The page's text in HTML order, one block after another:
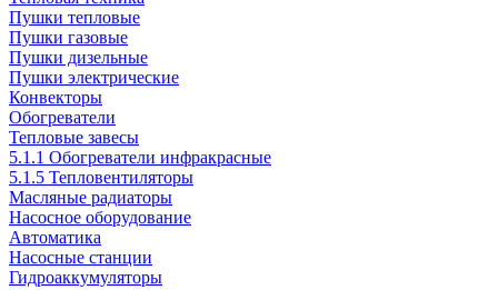
Пушки тепловые
Пушки газовые
Пушки дизельные
Пушки электрические
Конвекторы
Обогреватели
Тепловые завесы
5.1.1 Обогреватели инфракрасные
5.1.5 Тепловентиляторы
Масляные радиаторы
Насосное оборудование
Автоматика
Насосные станции
Гидроаккумуляторы